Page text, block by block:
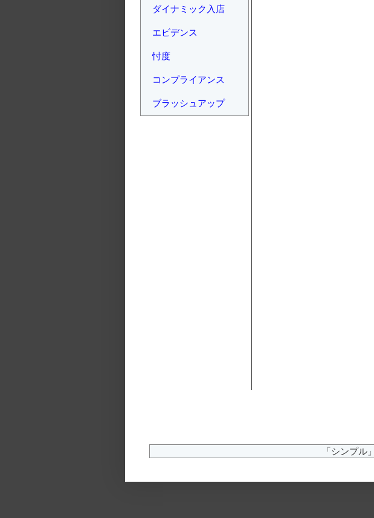
ダイナミック入店
エビデンス
忖度
コンプライアンス
ブラッシュアップ
「シンプル